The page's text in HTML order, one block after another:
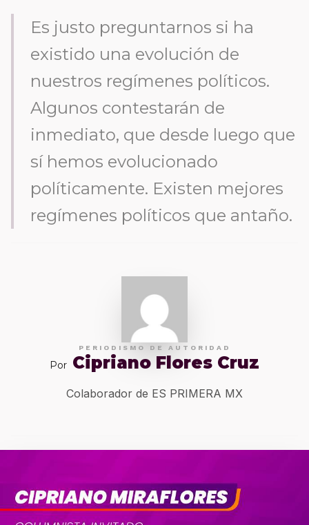
Es justo preguntarnos si ha
existido una evolución de
nuestros regímenes políticos.
Algunos contestarán de
inmediato, que desde luego que
sí hemos evolucionado
políticamente. Existen mejores
regímenes políticos que antaño.
PERIODISMO DE AUTORIDAD
Por Cipriano Flores Cruz
Colaborador de ES PRIMERA MX